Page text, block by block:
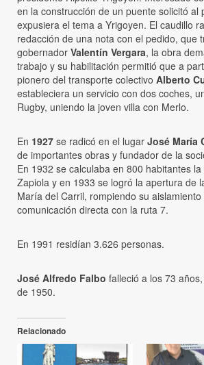
en la construcción de un puente solicitó al
expusiera el tema a Yrigoyen. El caudillo
redacción de una nota con el pedido, que
gobernador Valentín Vergara, la obra
trabajo y su habilitación permitió que a
pionero del transporte colectivo Alberto
estableciera un servicio con dos coches,
Rugby, uniendo la joven villa con Merlo.
En 1927 se radicó en el lugar José María
de importantes obras y fundador de la
En 1932 se calculaba en 800 habitantes
Zapiola y en 1933 se logró la apertura de
María del Carril, rompiendo su
comunicación directa con la ruta 7.
En 1991 residían 3.626 personas.
José Alfredo Falbo falleció a los 73
de 1950.
Relacionado